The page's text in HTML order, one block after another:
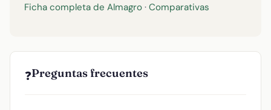
Ficha completa de Almagro · Comparativas
❓Preguntas frecuentes